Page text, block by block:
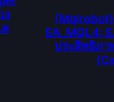
ง
ค
EA_MQL4:
ประสิทธิภา